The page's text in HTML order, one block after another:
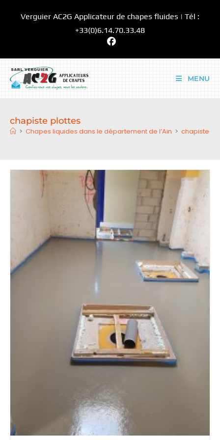
Verguier AC2G Applicateur de chapes fluides | Tél :
+33(0)6.14.70.33.48
MENU
chapiste plottes
> Chapes liquides dans le département de l’Ain > chapiste